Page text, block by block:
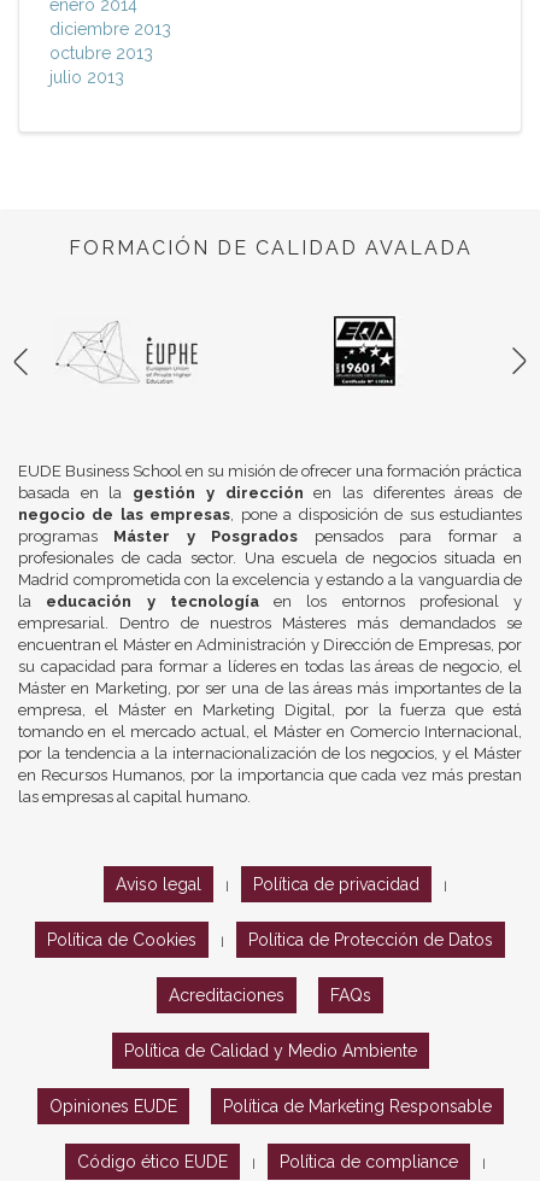
enero 2014
diciembre 2013
octubre 2013
julio 2013
FORMACIÓN DE CALIDAD AVALADA
EUDE Business School en su misión de ofrecer una formación práctica
basada en la gestión y dirección en las diferentes áreas de
negocio de las empresas, pone a disposición de sus estudiantes
programas Máster y Posgrados pensados para formar a
profesionales de cada sector. Una escuela de negocios situada en
Madrid comprometida con la excelencia y estando a la vanguardia de
la educación y tecnologíaen los entornos profesional y
empresarial. Dentro de nuestros Másteres más demandados se
encuentran el Máster en Administración y Dirección de Empresas, por
su capacidad para formar a líderes en todas las áreas de negocio, el
Máster en Marketing, por ser una de las áreas más importantes de la
empresa, el Máster en Marketing Digital, por la fuerza que está
tomando en el mercado actual, el Máster en Comercio Internacional,
por la tendencia a la internacionalización de los negocios, y el Máster
en Recursos Humanos, por la importancia que cada vez más prestan
las empresas al capital humano.
Aviso legal Política de privacidad
Política de Cookies Política de Protección de Datos
Acreditaciones FAQs
Política de Calidad y Medio Ambiente
Opiniones EUDE Política de Marketing Responsable
Código ético EUDE Política de compliance